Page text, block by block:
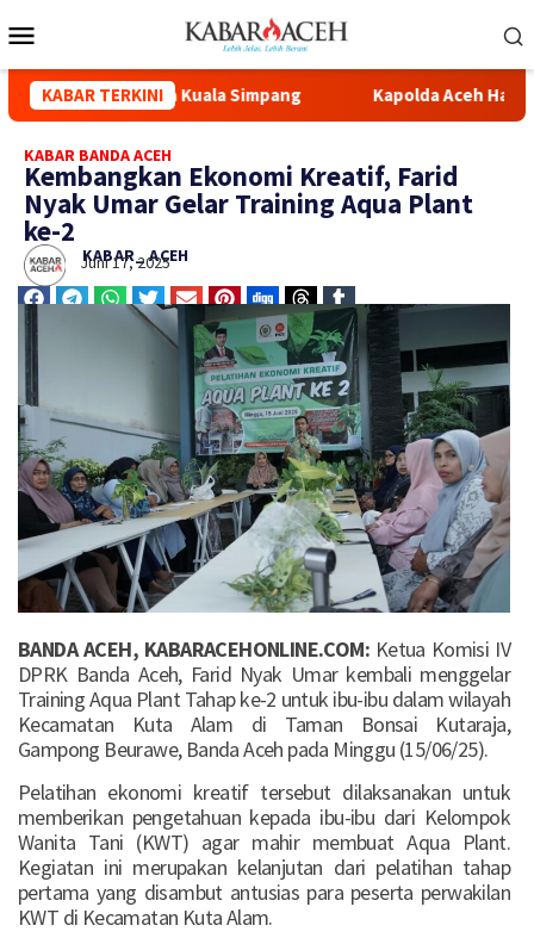
KABAR TERKINI
Syuhada Kuala Simpang Kapolda Aceh Hadiri
KABAR BANDA ACEH
Kembangkan Ekonomi Kreatif, Farid
Nyak Umar Gelar Training Aqua Plant
ke-2
KABAR_ ACEH
Juni 17, 2025
BANDA ACEH, KABARACEHONLINE.COM:Ketua Komisi IV
DPRK Banda Aceh, Farid Nyak Umar kembali menggelar
Training Aqua Plant Tahap ke-2 untuk ibu-ibu dalam wilayah
Kecamatan Kuta Alam di Taman Bonsai Kutaraja,
Gampong Beurawe, Banda Aceh pada Minggu (15/06/25).
Pelatihan ekonomi kreatif tersebut dilaksanakan untuk
memberikan pengetahuan kepada ibu-ibu dari Kelompok
Wanita Tani (KWT) agar mahir membuat Aqua Plant.
Kegiatan ini merupakan kelanjutan dari pelatihan tahap
pertama yang disambut antusias para peserta perwakilan
KWT di Kecamatan Kuta Alam.